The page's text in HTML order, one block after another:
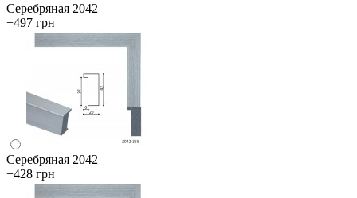
Серебряная 2042
+497 грн
Серебряная 2042
+428 грн